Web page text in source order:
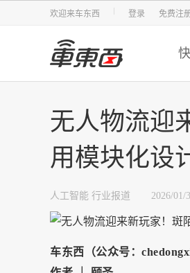
欢迎来车东西 登录 免费注
无人物流迎
用模块化设
人工智能 行业报道 2026/01/
车东西（公众号：chedongxi